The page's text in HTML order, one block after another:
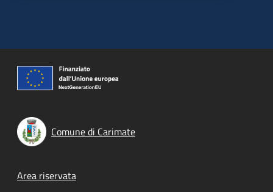
Comune di Carimate
Footer menu
Area riservata